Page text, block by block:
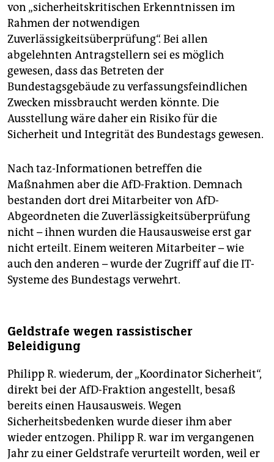
von „sicherheitskritischen Erkenntnissen im
Rahmen der notwendigen
Zuverlässigkeitsüberprüfung“. Bei allen
abgelehnten Antragstellern sei es möglich
gewesen, dass das Betreten der
Bundestagsgebäude zu verfassungsfeindlichen
Zwecken missbraucht werden könnte. Die
Ausstellung wäre daher ein Risiko für die
Sicherheit und Integrität des Bundestags gewesen.
Nach taz-Informationen betreffen die
Maßnahmen aber die AfD-Fraktion. Demnach
bestanden dort drei Mitarbeiter von AfD-
Abgeordneten die Zuverlässigkeitsüberprüfung
nicht – ihnen wurden die Hausausweise erst gar
nicht erteilt. Einem weiteren Mitarbeiter – wie
auch den anderen – wurde der Zugriff auf die IT-
Systeme des Bundestags verwehrt.
Geldstrafe wegen rassistischer
Beleidigung
Philipp R. wiederum, der „Koordinator Sicherheit“,
direkt bei der AfD-Fraktion angestellt, besaß
bereits einen Hausausweis. Wegen
Sicherheitsbedenken wurde dieser ihm aber
wieder entzogen. Philipp R. war im vergangenen
Jahr zu einer Geldstrafe verurteilt worden, weil er